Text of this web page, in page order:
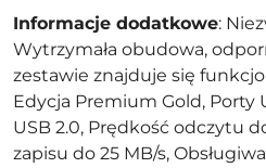
Informacje dodatkowe:
Wytrzymała obudowa,
zestawie znajduje się
Edycja Premium Gold, Porty
USB 2.0, Prędkość odczytu
zapisu do 25 MB/s,